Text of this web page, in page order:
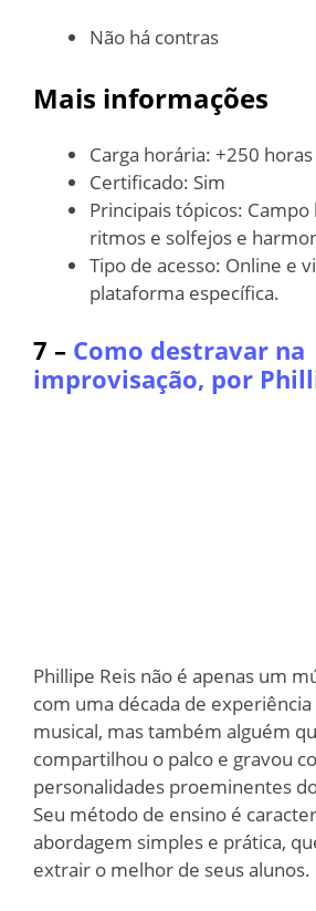
Não há contras
Mais informações
Carga horária: +250 horas
Certificado: Sim
Principais tópicos:
ritmos e solfejos e
Tipo de acesso: Online e
plataforma específica.
7 – Como destravar na
improvisação, por
Phillipe Reis não é apenas um
com uma década de
musical, mas também alguém
compartilhou o palco e gravou
personalidades proeminentes
Seu método de ensino é
abordagem simples e prática,
extrair o melhor de seus alunos.